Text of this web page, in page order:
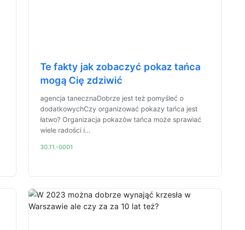
Te fakty jak zobaczyć pokaz tańca
mogą Cię zdziwić
agencja tanecznaDobrze jest też pomyśleć o
dodatkowychCzy organizować pokazy tańca jest
łatwo? Organizacja pokazów tańca może sprawiać
wiele radości i...
30.11.-0001